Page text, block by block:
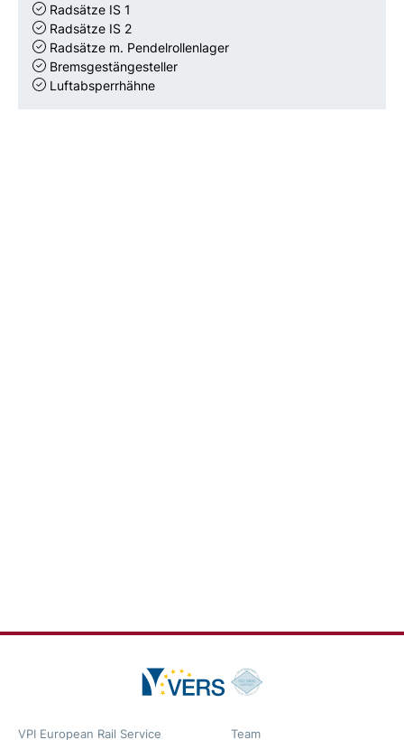
Radsätze IS 1
Radsätze IS 2
Radsätze m. Pendelrollenlager
Bremsgestängesteller
Luftabsperrhähne
VPI European Rail Service Team